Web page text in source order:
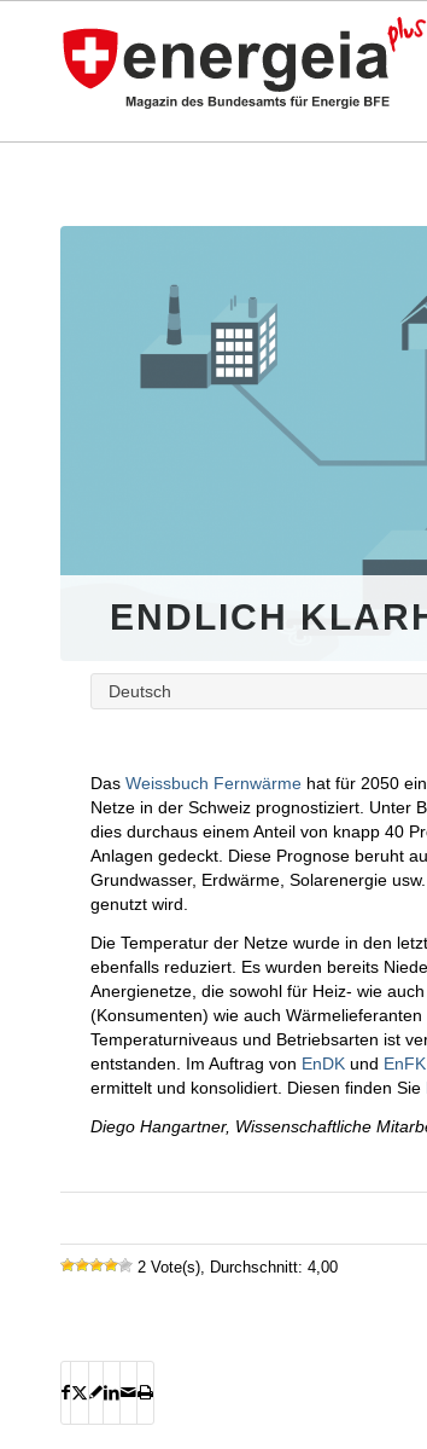
ENDLICH
Deutsch
Das Weissbuch Fernwärme hat für 2050
Netze in der Schweiz prognostiziert. Unter
dies durchaus einem Anteil von knapp 40
Anlagen gedeckt. Diese Prognose beruht
Grundwasser, Erdwärme, Solarenergie
genutzt wird.
Die Temperatur der Netze wurde in den
ebenfalls reduziert. Es wurden bereits
Anergienetze, die sowohl für Heiz- wie
(Konsumenten) wie auch
Temperaturniveaus und Betriebsarten ist
entstanden. Im Auftrag von EnDK und EnFK
ermittelt und konsolidiert. Diesen finden Sie
Diego Hangartner, Wissenschaftliche
2 Vote(s), Durchschnitt: 4,00